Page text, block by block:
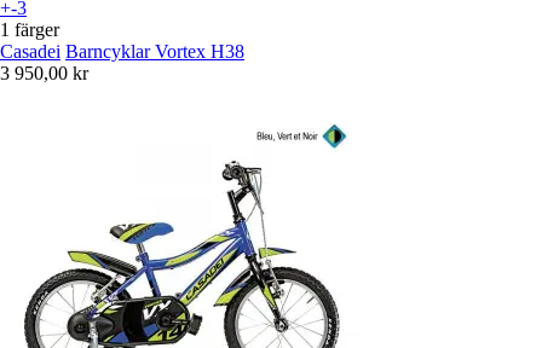
+-3
1 färger
Casadei Barncyklar Vortex H38
3 950,00 kr